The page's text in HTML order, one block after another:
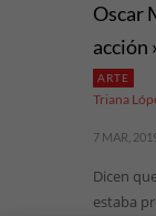
Oscar
acción
ARTE
Triana
7 MAR,
Dicen
estaba